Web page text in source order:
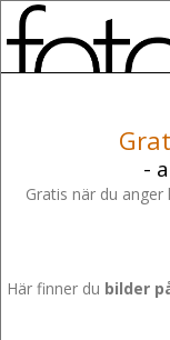
-
Gratis när du
Här finner du bilder